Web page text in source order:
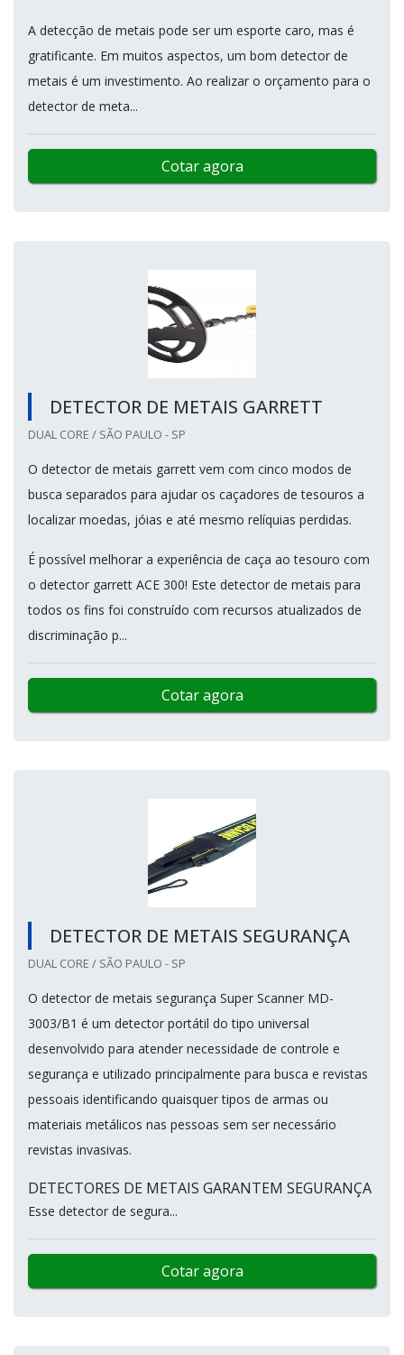
A detecção de metais pode ser um esporte caro, mas é
gratificante. Em muitos aspectos, um bom detector de
metais é um investimento. Ao realizar o orçamento para o
detector de meta...
Cotar agora
DETECTOR DE METAIS GARRETT
DUAL CORE / SÃO PAULO - SP
O detector de metais garrett vem com cinco modos de
busca separados para ajudar os caçadores de tesouros a
localizar moedas, jóias e até mesmo relíquias perdidas.
É possível melhorar a experiência de caça ao tesouro com
o detector garrett ACE 300! Este detector de metais para
todos os fins foi construído com recursos atualizados de
discriminação p...
Cotar agora
DETECTOR DE METAIS SEGURANÇA
DUAL CORE / SÃO PAULO - SP
O detector de metais segurança Super Scanner MD-
3003/B1 é um detector portátil do tipo universal
desenvolvido para atender necessidade de controle e
segurança e utilizado principalmente para busca e revistas
pessoais identificando quaisquer tipos de armas ou
materiais metálicos nas pessoas sem ser necessário
revistas invasivas.
DETECTORES DE METAIS GARANTEM SEGURANÇA
Esse detector de segura...
Cotar agora